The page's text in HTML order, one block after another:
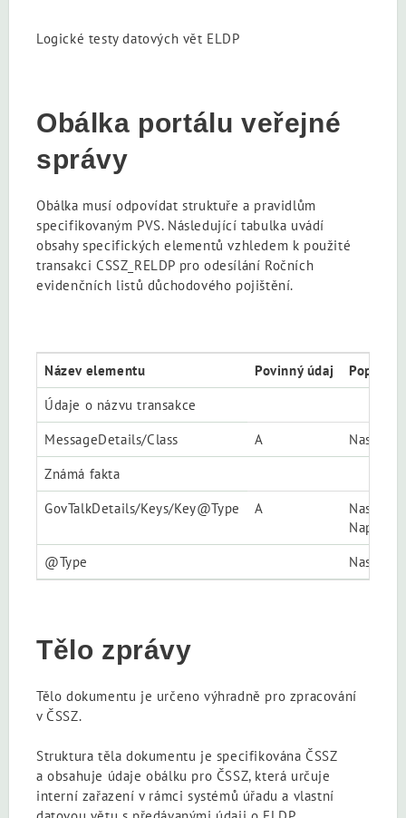
Logické testy datových vět ELDP
Obálka portálu veřejné
správy
Obálka musí odpovídat struktuře a pravidlům
specifikovaným PVS. Následující tabulka uvádí
obsahy specifických elementů vzhledem k použité
transakci CSSZ_RELDP pro odesílání Ročních
evidenčních listů důchodového pojištění.
Název elementu Povinný údaj
Popis
Údaje o názvu transakce
MessageDetails/Class
A
Nastavit
Známá fakta
GovTalkDetails/Keys/Key@Type
A
Nastavit
Např.
@Type
Nastavit
Tělo zprávy
Tělo dokumentu je určeno výhradně pro zpracování
v ČSSZ.
Struktura těla dokumentu je specifikována ČSSZ
a obsahuje údaje obálku pro ČSSZ, která určuje
interní zařazení v rámci systémů úřadu a vlastní